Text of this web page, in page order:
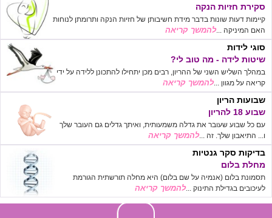
סקירת חזיות הנקה
קיימות דעות שונות בדבר מידת חשיבותן של חזיות הנקה ותרומתן לנוחות
האם המיניקה ...להמשך קריאה
סוגי לידות
שיטות לידה - מה טוב לי?
במהלך השליש השני של ההריון, רבים מכן יתחילו להתכונן ללידה על ידי
קריאה על מגוון ...להמשך קריאה
שבועות הריון
שבוע 18 להריון
עם כל שבוע שעובר את גדלה משמעותית, ואיתך גדלים גם העובר שלך
ו... התיאבון שלך. זה ...להמשך קריאה
בדיקות סקר גנטיות
מחלת בלום
תסמונת בלום (אנמיה על שם בלום) היא מחלה תורשתית הגורמת
לעיכובים בגדילת התינוק ...להמשך קריאה